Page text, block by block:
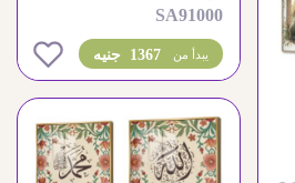
الصخرة – المسجد الحرام
– المسجد النبوى
SA91000
1367 جنيه يبدأ من 0